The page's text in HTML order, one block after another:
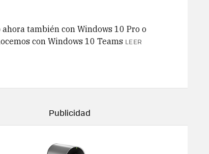
también con Windows 10 Pro o
con Windows 10 Teams LEER